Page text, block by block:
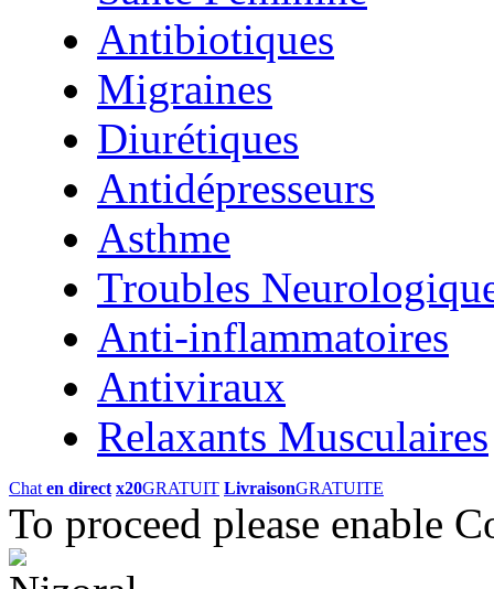
Antibiotiques
Migraines
Diurétiques
Antidépresseurs
Asthme
Troubles
Anti-inflammatoires
Antiviraux
Relaxants Musculaires
Chat en direct x20GRATUIT LivraisonGRATUITE
To proceed please enable